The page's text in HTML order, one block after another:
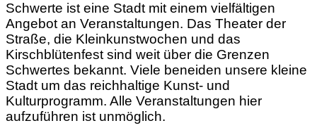
Schwerte ist eine Stadt mit einem vielfältigen
Angebot an Veranstaltungen. Das Theater der
Straße, die Kleinkunstwochen und das
Kirschblütenfest sind weit über die Grenzen
Schwertes bekannt. Viele beneiden unsere kleine
Stadt um das reichhaltige Kunst- und
Kulturprogramm. Alle Veranstaltungen hier
aufzuführen ist unmöglich.